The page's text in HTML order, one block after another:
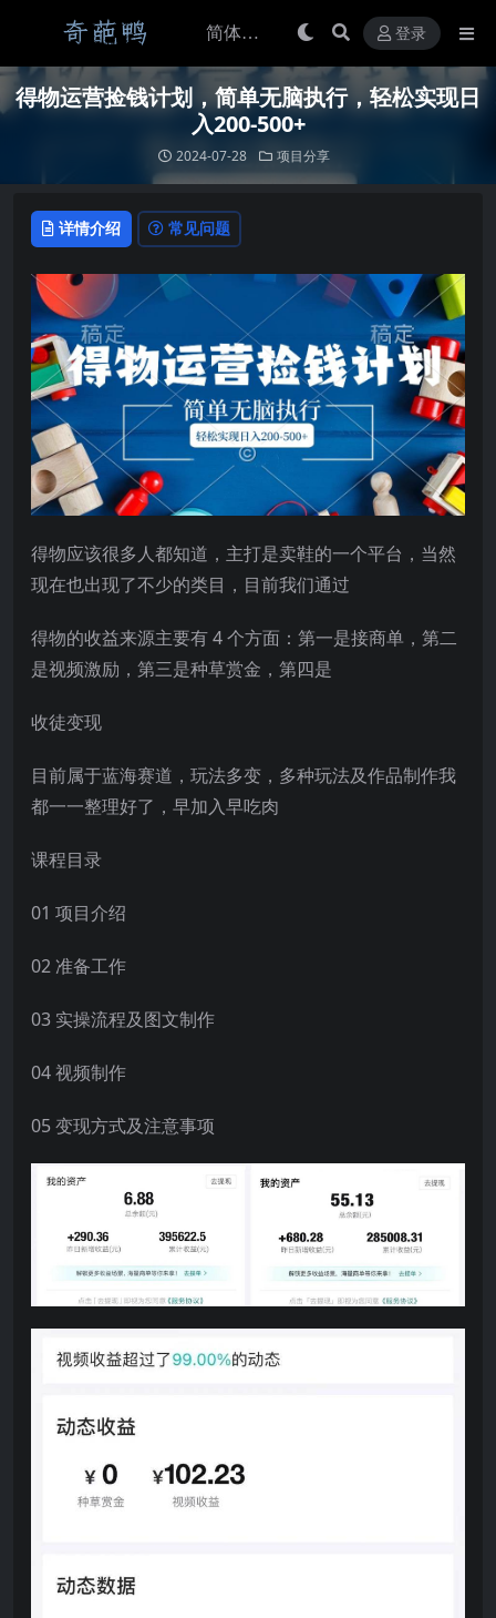
登录
得物运营捡钱计划，简单无脑执行，轻松实现日
入200-500+
2024-07-28 项目分享
详情介绍 常见问题
得物应该很多人都知道，主打是卖鞋的一个平台，当然
现在也出现了不少的类目，目前我们通过
得物的收益来源主要有 4 个方面：第一是接商单，第二
是视频激励，第三是种草赏金，第四是
收徒变现
目前属于蓝海赛道，玩法多变，多种玩法及作品制作我
都一一整理好了，早加入早吃肉
课程目录
01 项目介绍
02 准备工作
03 实操流程及图文制作
04 视频制作
05 变现方式及注意事项